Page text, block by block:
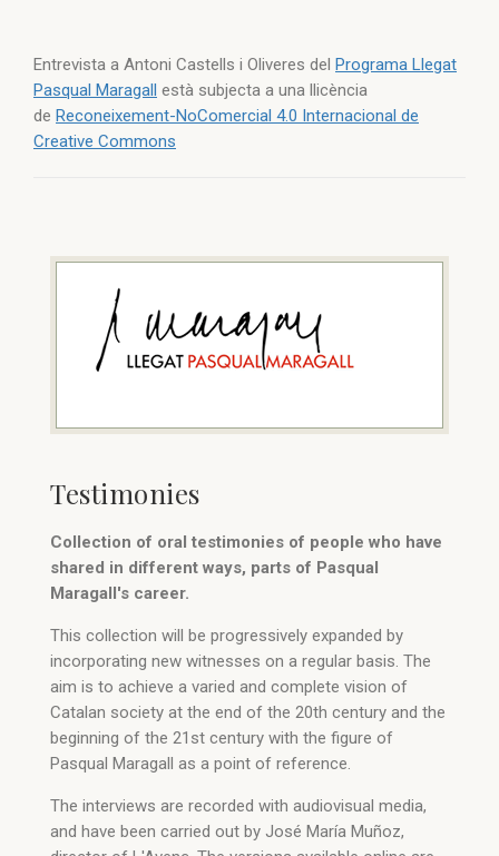
Entrevista a Antoni Castells i Oliveres del Programa Llegat
Pasqual Maragall està subjecta a una llicència
de Reconeixement-NoComercial 4.0 Internacional de
Creative Commons
Testimonies
Collection of oral testimonies of people who have
shared in different ways, parts of Pasqual
Maragall's career.
This collection will be progressively expanded by
incorporating new witnesses on a regular basis. The
aim is to achieve a varied and complete vision of
Catalan society at the end of the 20th century and the
beginning of the 21st century with the figure of
Pasqual Maragall as a point of reference.
The interviews are recorded with audiovisual media,
and have been carried out by José María Muñoz,